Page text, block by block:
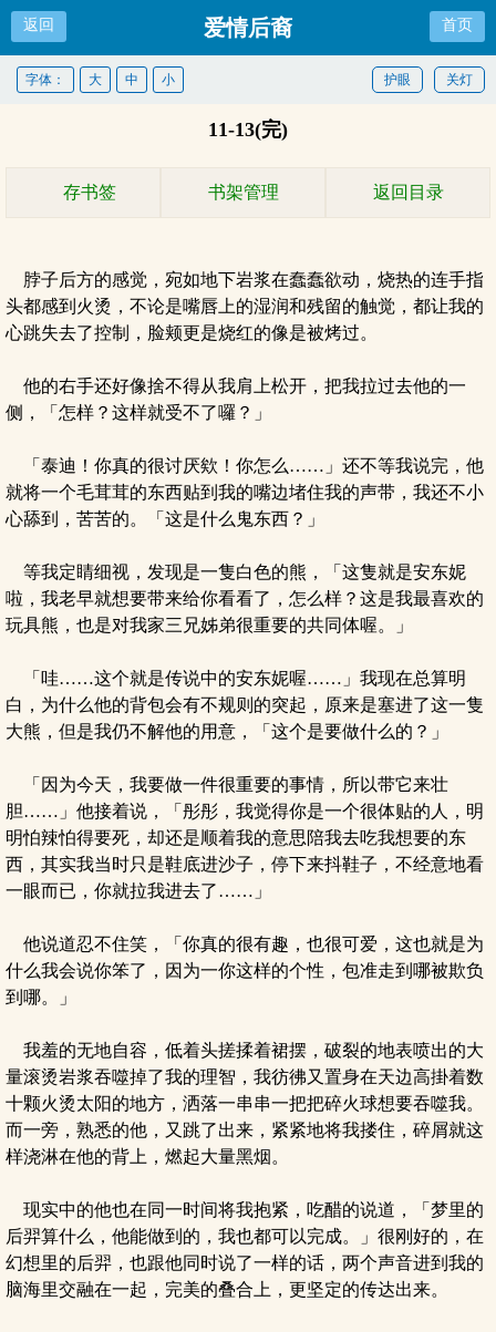
返回 爱情后裔 首页
关灯
护眼
字体： 大 中 小
11-13(完)
存书签 书架管理 返回目录
脖子后方的感觉，宛如地下岩浆在蠢蠢欲动，烧热的连手指
头都感到火烫，不论是嘴唇上的湿润和残留的触觉，都让我的
心跳失去了控制，脸颊更是烧红的像是被烤过。
他的右手还好像捨不得从我肩上松开，把我拉过去他的一
侧，「怎样？这样就受不了囉？」
「泰迪！你真的很讨厌欸！你怎么……」还不等我说完，他
就将一个毛茸茸的东西贴到我的嘴边堵住我的声带，我还不小
心舔到，苦苦的。「这是什么鬼东西？」
等我定睛细视，发现是一隻白色的熊，「这隻就是安东妮
啦，我老早就想要带来给你看看了，怎么样？这是我最喜欢的
玩具熊，也是对我家三兄姊弟很重要的共同体喔。」
「哇……这个就是传说中的安东妮喔……」我现在总算明
白，为什么他的背包会有不规则的突起，原来是塞进了这一隻
大熊，但是我仍不解他的用意，「这个是要做什么的？」
「因为今天，我要做一件很重要的事情，所以带它来壮
胆……」他接着说，「彤彤，我觉得你是一个很体贴的人，明
明怕辣怕得要死，却还是顺着我的意思陪我去吃我想要的东
西，其实我当时只是鞋底进沙子，停下来抖鞋子，不经意地看
一眼而已，你就拉我进去了……」
他说道忍不住笑，「你真的很有趣，也很可爱，这也就是为
什么我会说你笨了，因为一你这样的个性，包准走到哪被欺负
到哪。」
我羞的无地自容，低着头搓揉着裙摆，破裂的地表喷出的大
量滚烫岩浆吞噬掉了我的理智，我彷彿又置身在天边高掛着数
十颗火烫太阳的地方，洒落一串串一把把碎火球想要吞噬我。
而一旁，熟悉的他，又跳了出来，紧紧地将我搂住，碎屑就这
样浇淋在他的背上，燃起大量黑烟。
现实中的他也在同一时间将我抱紧，吃醋的说道，「梦里的
后羿算什么，他能做到的，我也都可以完成。」很刚好的，在
幻想里的后羿，也跟他同时说了一样的话，两个声音进到我的
脑海里交融在一起，完美的叠合上，更坚定的传达出来。